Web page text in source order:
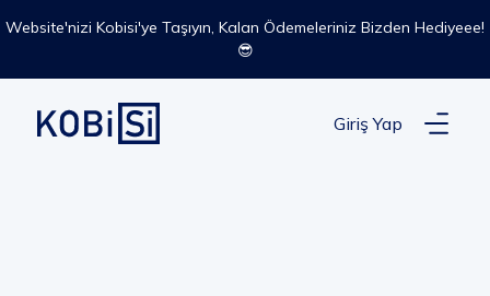
Website'nizi Kobisi'ye Taşıyın, Kalan Ödemeleriniz Bizden Hediyeee!
😎
Giriş Yap